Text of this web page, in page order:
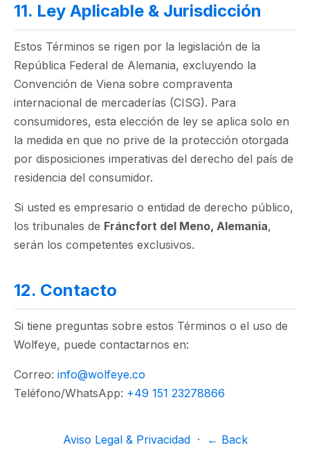
11. Ley Aplicable & Jurisdicción
Estos Términos se rigen por la legislación de la
República Federal de Alemania, excluyendo la
Convención de Viena sobre compraventa
internacional de mercaderías (CISG). Para
consumidores, esta elección de ley se aplica solo en
la medida en que no prive de la protección otorgada
por disposiciones imperativas del derecho del país de
residencia del consumidor.
Si usted es empresario o entidad de derecho público,
los tribunales de Fráncfort del Meno, Alemania,
serán los competentes exclusivos.
12. Contacto
Si tiene preguntas sobre estos Términos o el uso de
Wolfeye, puede contactarnos en:
Correo: info@wolfeye.co
Teléfono/WhatsApp: +49 151 23278866
Aviso Legal & Privacidad· ← Back